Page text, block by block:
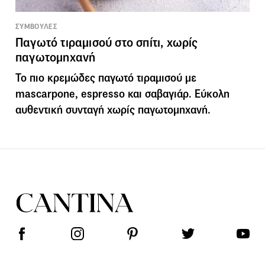
ΣΥΜΒΟΥΛΕΣ
Παγωτό τιραμισού στο σπίτι, χωρίς
παγωτομηχανή
Το πιο κρεμώδες παγωτό τιραμισού με
mascarpone, espresso και σαβαγιάρ. Εύκολη
αυθεντική συνταγή χωρίς παγωτομηχανή.